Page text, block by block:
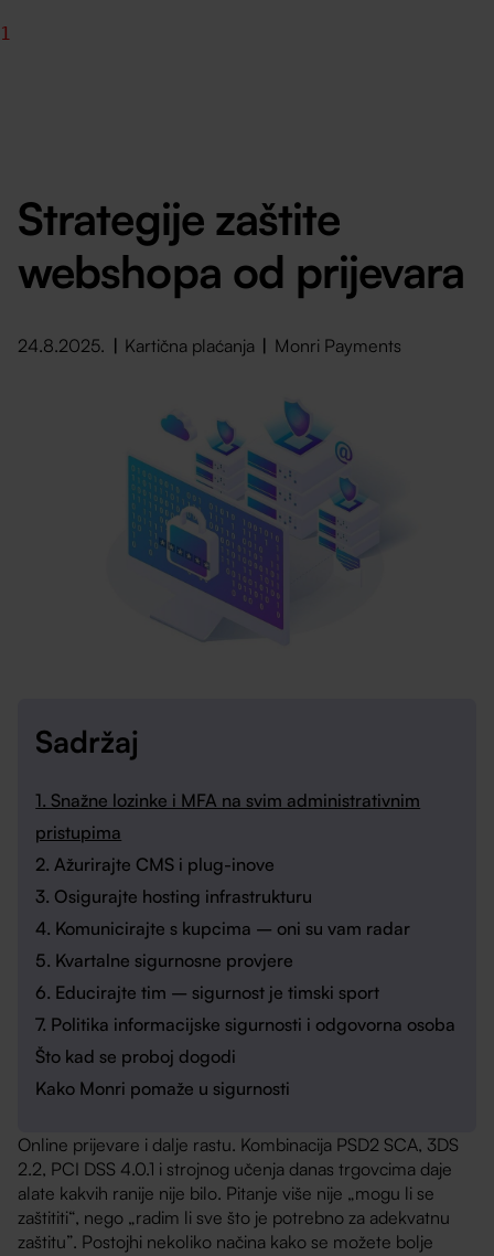
1
Strategije zaštite
webshopa od prijevara
24.8.2025. Kartična plaćanja Monri Payments
Online prijevare i dalje rastu. Kombinacija PSD2 SCA, 3DS
2.2, PCI DSS 4.0.1 i strojnog učenja danas trgovcima daje
alate kakvih ranije nije bilo. Pitanje više nije „mogu li se
zaštititi“, nego „radim li sve što je potrebno za adekvatnu
zaštitu”. Postojhi nekoliko načina kako se možete bolje
Sadržaj
1. Snažne lozinke i MFA na svim administrativnim
pristupima
2. Ažurirajte CMS i plug-inove
3. Osigurajte hosting infrastrukturu
4. Komunicirajte s kupcima – oni su vam radar
5. Kvartalne sigurnosne provjere
6. Educirajte tim – sigurnost je timski sport
7. Politika informacijske sigurnosti i odgovorna osoba
Što kad se proboj dogodi
Kako Monri pomaže u sigurnosti